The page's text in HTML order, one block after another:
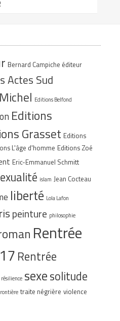
Bernard Campiche éditeur
Actes Sud
Editions Belfond
Editions
Grasset Editions
L'âge d'homme Editions Zoé
Eric-Emmanuel Schmitt
islam Jean Cocteau
liberté Lola Lafon
peinture philosophie
Rentrée
Rentrée
résilience sexesolitude
traite négrière violence